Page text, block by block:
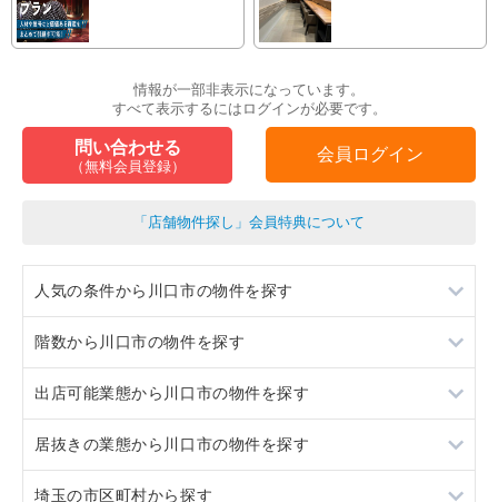
情報が一部非表示になっています。
すべて表示するにはログインが必要です。
問い合わせる
（無料会員登録）
会員ログイン
「店舗物件探し」会員特典について
人気の条件から川口市の物件を探す
居抜き
スケルトン
ロードサイド物件
駐車場あり
階数から川口市の物件を探す
地下
1階
2階
出店可能業態から川口市の物件を探す
重飲食
軽飲食
居抜きの業態から川口市の物件を探す
ラーメン
埼玉の市区町村から探す